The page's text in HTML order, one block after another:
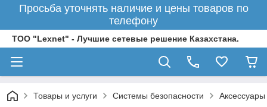
Просьба уточнять наличие и цены товаров по
телефону
ТОО "Lexnet" - Лучшие сетевые решение Казахстана.
Товары и услуги Системы безопасности Аксессуары